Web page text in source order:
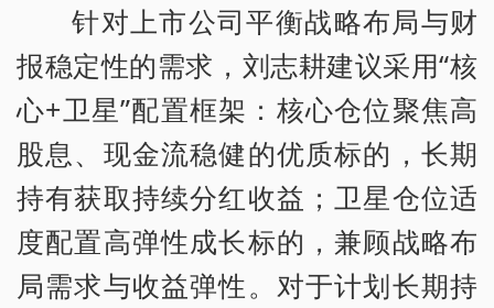
针对上市公司平衡战略布局与财
报稳定性的需求，刘志耕建议采用“核
心+卫星”配置框架：核心仓位聚焦高
股息、现金流稳健的优质标的，长期
持有获取持续分红收益；卫星仓位适
度配置高弹性成长标的，兼顾战略布
局需求与收益弹性。对于计划长期持